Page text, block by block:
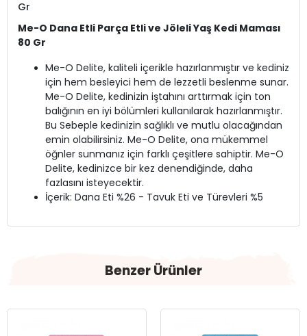
Gr
Me-O Dana Etli Parça Etli ve Jöleli Yaş Kedi Maması
80 Gr
Me-O Delite, kaliteli içerikle hazırlanmıştır ve kediniz
için hem besleyici hem de lezzetli beslenme sunar.
Me-O Delite, kedinizin iştahını arttırmak için ton
balığının en iyi bölümleri kullanılarak hazırlanmıştır.
Bu Sebeple kedinizin sağlıklı ve mutlu olacağından
emin olabilirsiniz. Me-O Delite, ona mükemmel
öğnler sunmanız için farklı çeşitlere sahiptir. Me-O
Delite, kedinizce bir kez denendiğinde, daha
fazlasını isteyecektir.
İçerik: Dana Eti %26 - Tavuk Eti ve Türevleri %5
Benzer Ürünler